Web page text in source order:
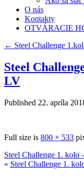
O nás
Kontakty
OTVÁRACIE
← Steel Challenge
Steel
LV
Published 22. apríla
Full size is 800 × 533
Steel Challenge 1. kolo
« Steel Challenge 1.